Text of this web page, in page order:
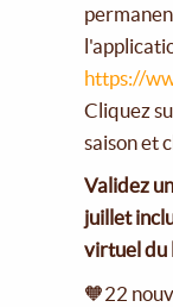
https://
Cliquez
saison et
Validez
juillet
virtuel du
🧡22